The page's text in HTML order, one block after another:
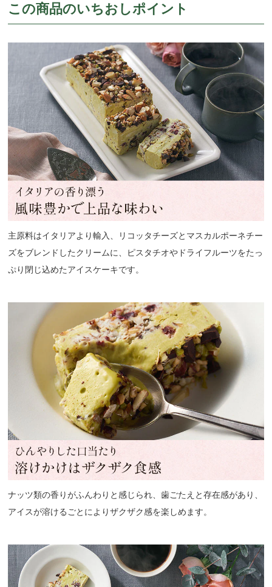
この商品のいちおしポイント
主原料はイタリアより輸入、リコッタチーズとマスカルポーネチー
ズをブレンドしたクリームに、ピスタチオやドライフルーツをたっ
ぷり閉じ込めたアイスケーキです。
ナッツ類の香りがふんわりと感じられ、歯ごたえと存在感があり、
アイスが溶けるごとによりザクザク感を楽しめます。